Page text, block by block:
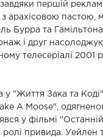
першій
арахісовою пастою,
Бурра та
і друг
телесеріалі 2001
"Життя Зака та Коді"
A Moose",
у фільмі "Останній
привида. Уейлен